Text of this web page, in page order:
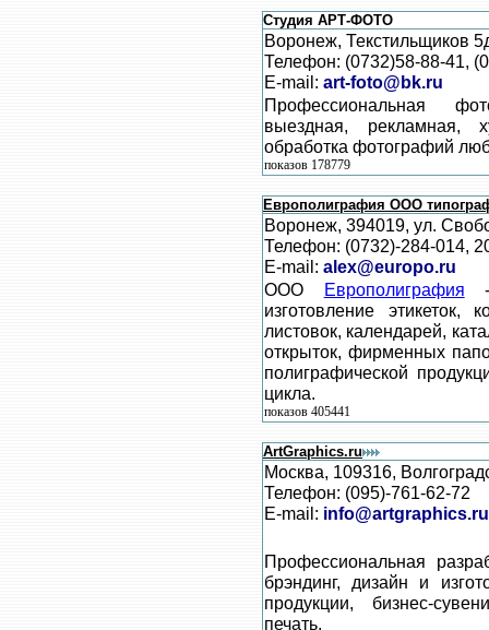
Студия АРТ-ФОТО
Воронеж, Текстильщиков
Телефон: (0732)58-88-41,
E-mail: art-foto@bk.ru
Профессиональная
выездная, рекламная,
обработка фотографий
показов 178779
Европолиграфия ООО
Воронеж, 394019, ул.
Телефон: (0732)-284-014,
E-mail: alex@europo.ru
ООО Европолиграфия -
изготовление этикеток,
листовок, календарей,
открыток, фирменных
полиграфической
цикла.
показов 405441
ArtGraphics.ru
Москва, 109316,
Телефон: (095)-761-62-72
E-mail: info@artgraphics.ru
Профессиональная
брэндинг, дизайн и
продукции, бизнес-
печать.